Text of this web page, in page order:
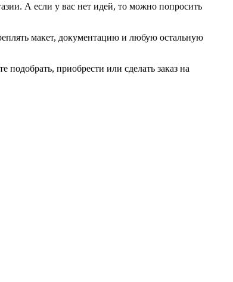
А если у вас нет идей, то можно попросить
макет, документацию и любую остальную
приобрести или сделать заказ на